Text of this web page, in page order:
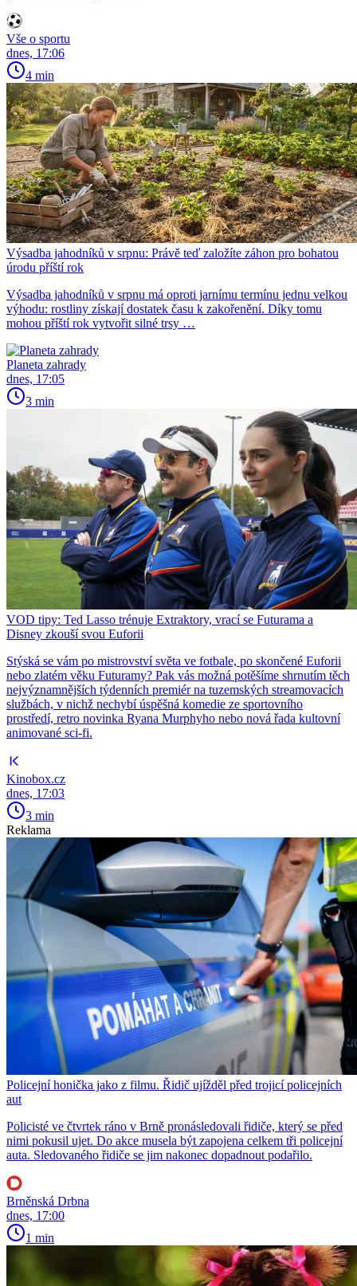
Vše o sportu
dnes, 17:06
4 min
Výsadba jahodníků v srpnu: Právě teď založíte záhon pro bohatou
úrodu příští rok
Výsadba jahodníků v srpnu má oproti jarnímu termínu jednu velkou
výhodu: rostliny získají dostatek času k zakořenění. Díky tomu
mohou příští rok vytvořit silné trsy …
Planeta zahrady
dnes, 17:05
3 min
VOD tipy: Ted Lasso trénuje Extraktory, vrací se Futurama a
Disney zkouší svou Euforii
Stýská se vám po mistrovství světa ve fotbale, po skončené Euforii
nebo zlatém věku Futuramy? Pak vás možná potěšíme shrnutím těch
nejvýznamnějších týdenních premiér na tuzemských streamovacích
službách, v nichž nechybí úspěšná komedie ze sportovního
prostředí, retro novinka Ryana Murphyho nebo nová řada kultovní
animované sci-fi.
Kinobox.cz
dnes, 17:03
3 min
Reklama
Policejní honička jako z filmu. Řidič ujížděl před trojicí policejních
aut
Policisté ve čtvrtek ráno v Brně pronásledovali řidiče, který se před
nimi pokusil ujet. Do akce musela být zapojena celkem tři policejní
auta. Sledovaného řidiče se jim nakonec dopadnout podařilo.
Brněnská Drbna
dnes, 17:00
1 min